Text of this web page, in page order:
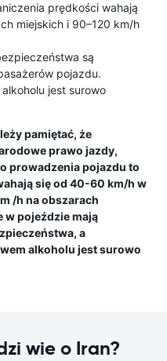
prędkości wahają
miejskich i 90–120 km/h
są
pojazdu.
jest surowo
pamiętać, że
prawo jazdy,
prowadzenia pojazdu to
się od 40-60 km/h w
/h na obszarach
w pojeździe mają
a
alkoholu jest surowo
wie o Iran?